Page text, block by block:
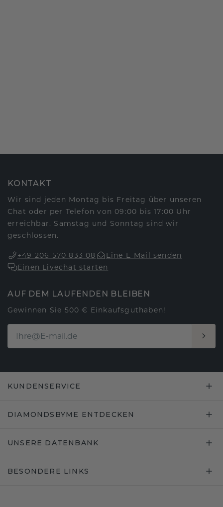
KONTAKT
Wir sind jeden Montag bis Freitag über unseren
Chat oder per Telefon von 09:00 bis 17:00 Uhr
erreichbar. Samstag und Sonntag sind wir
geschlossen.
+49 206 570 833 08
Eine E-Mail senden
Einen Livechat starten
AUF DEM LAUFENDEN BLEIBEN
Gewinnen Sie 500 € Einkaufsguthaben!
KUNDENSERVICE
DIAMONDSBYME ENTDECKEN
UNSERE DATENBANK
BESONDERE LINKS